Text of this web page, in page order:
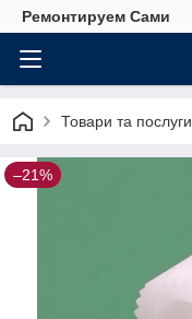
Ремонтируем Сами
Товари та послуги
–21%